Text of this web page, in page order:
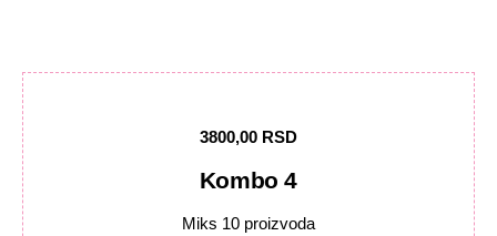
3800,00 RSD
Kombo 4
Miks 10 proizvoda